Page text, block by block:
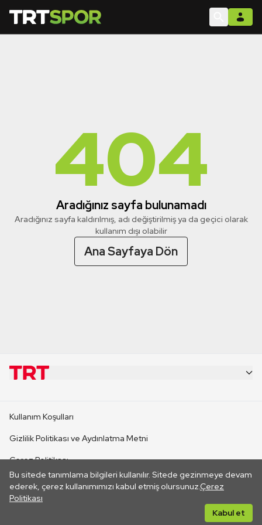
404
Aradığınız sayfa bulunamadı
Aradığınız sayfa kaldırılmış, adı değiştirilmiş ya da geçici olarak
kullanım dışı olabilir
Ana Sayfaya Dön
Bu sitede tanımlama bilgileri kullanılır. Sitede gezinmeye devam
ederek, çerez kullanımımızı kabul etmiş olursunuz.Çerez
Politikası
Kabul et
CANLI YAYINLAR
Kullanım Koşulları
Gizlilik Politikası ve Aydınlatma Metni
Çerez Politikası
İletişim
Her hakkı saklıdır. ©2026 TRT. Bağlantı yoluyla gidilen dış